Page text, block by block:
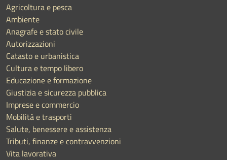
Agricoltura e pesca
Ambiente
Anagrafe e stato civile
Autorizzazioni
Catasto e urbanistica
Cultura e tempo libero
Educazione e formazione
Giustizia e sicurezza pubblica
Imprese e commercio
Mobilità e trasporti
Salute, benessere e assistenza
Tributi, finanze e contravvenzioni
Vita lavorativa